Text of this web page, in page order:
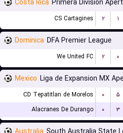
Costa Rica Primera Division
CS Cartagines ۲ ۱
Dominica DFA Premier League
We United FC ۲ ۰
Mexico Liga de Expansion MX
CD Tepatitlan de Morelos ۰ ۵
Alacranes De Durango
۰ ۳